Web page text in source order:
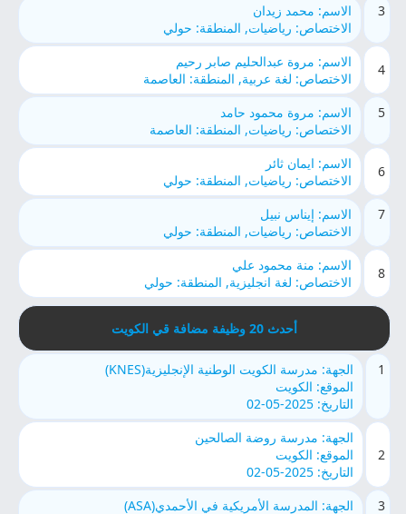
3
الاسم: محمد زيدان
الاختصاص: رياضيات, المنطقة: حولي
4
الاسم: مروة عبدالحليم صابر رحيم
الاختصاص: لغة عربية, المنطقة: العاصمة
5
الاسم: مروة محمود حامد
الاختصاص: رياضيات, المنطقة: العاصمة
6
الاسم: ايمان ثائر
الاختصاص: رياضيات, المنطقة: حولي
7
الاسم: إيناس نبيل
الاختصاص: رياضيات, المنطقة: حولي
8
الاسم: منة محمود علي
الاختصاص: لغة انجليزية, المنطقة: حولي
أحدث 20 وظيفة مضافة قي الكويت
1
الجهة: مدرسة الكويت الوطنية الإنجليزية(KNES)
الموقع: الكويت
التاريخ: 2025-05-02
2
الجهة: مدرسة روضة الصالحين
الموقع: الكويت
التاريخ: 2025-05-02
3
الجهة: المدرسة الأمريكية في الأحمدي(ASA)